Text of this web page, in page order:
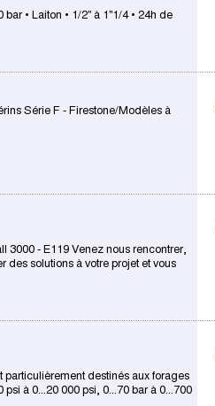
• Laiton • 1/2" à 1"1/4 • 24h de
Série F - Firestone/Modèles à
3000 - E119 Venez nous rencontrer,
des solutions à votre projet et vous
particulièrement destinés aux forages
à 0...20 000 psi, 0...70 bar à 0...700